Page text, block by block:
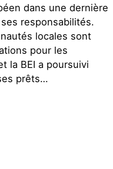
dans une dernière
responsabilités.
locales sont
pour les
la BEI a poursuivi
prêts…